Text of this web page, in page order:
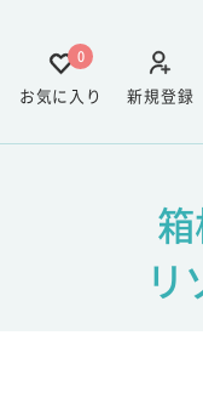
新規登録
0
お気に入り
リ